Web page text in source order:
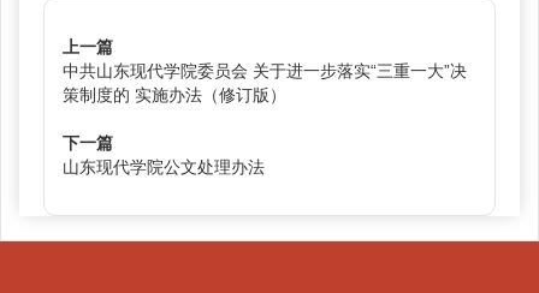
上一篇
中共山东现代学院委员会 关于进一步落实“三重一大”决
策制度的 实施办法（修订版）
下一篇
山东现代学院公文处理办法